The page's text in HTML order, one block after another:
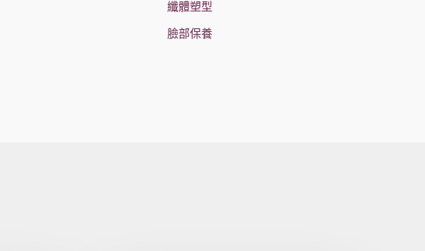
纖體塑型
臉部保養